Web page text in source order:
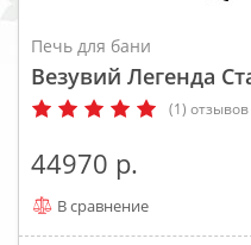
Печь для бани
Везувий Легенда
(1) отзывов
44970
В сравнение